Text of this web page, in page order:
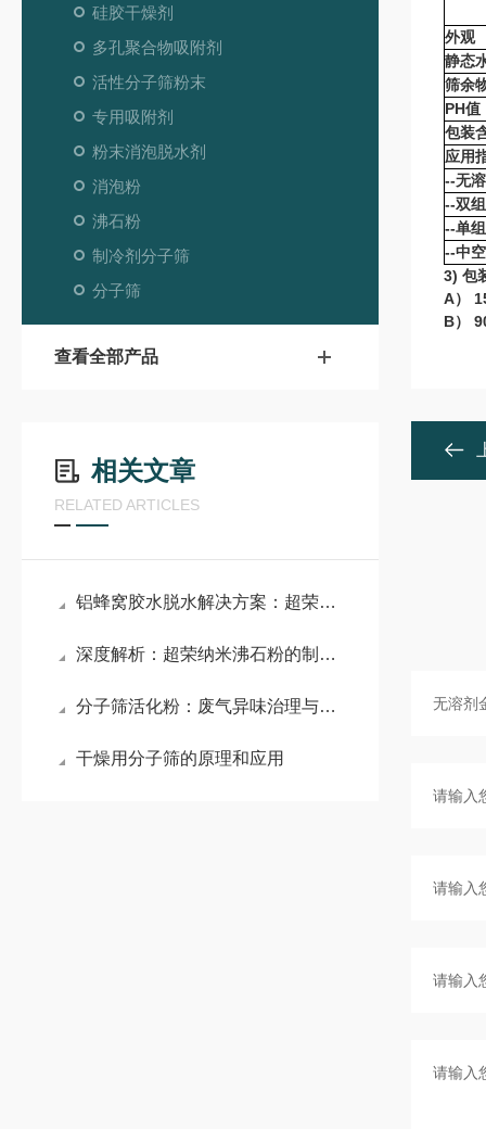
硅胶干燥剂
多孔聚合物吸附剂
活性分子筛粉末
专用吸附剂
粉末消泡脱水剂
消泡粉
沸石粉
制冷剂分子筛
分子筛
查看全部产品
相关文章
RELATED ARTICLES
铝蜂窝胶水脱水解决方案：超荣纳米沸石粉分子筛应用详解
深度解析：超荣纳米沸石粉的制备与性能
分子筛活化粉：废气异味治理与干燥领域的创新吸附材料
干燥用分子筛的原理和应用
外观
静态
筛余
PH值
包装
应用
--无
--双
--单
--中
3) 包
A）
B）